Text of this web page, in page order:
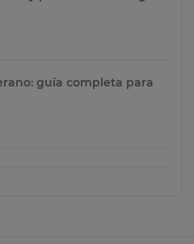
guía completa para